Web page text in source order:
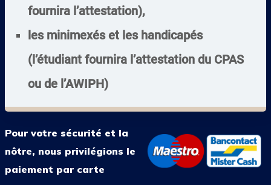
fournira l’attestation),
les minimexés et les handicapés
(l’étudiant fournira l’attestation du CPAS
ou de l’AWIPH)
Pour votre sécurité et la
nôtre, nous privilégions le
paiement par carte